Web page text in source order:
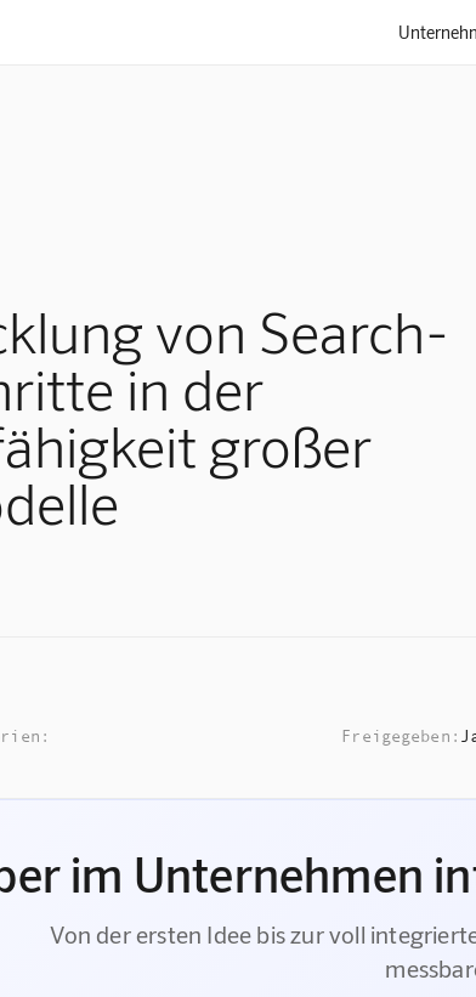
von Search-
in der
großer
Freigegeben:
im Unternehmen
Von der ersten Idee bis zur voll